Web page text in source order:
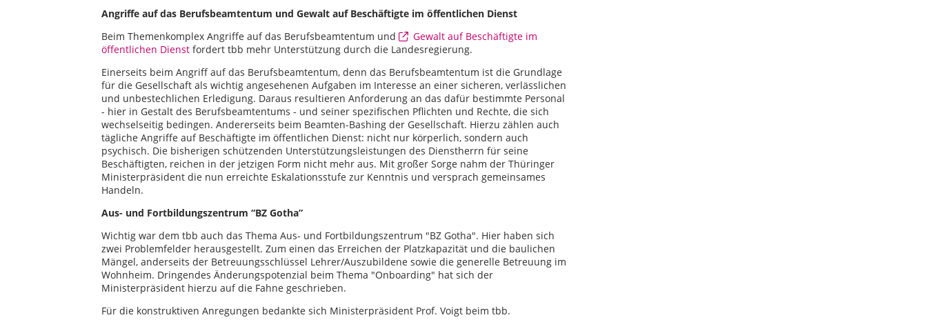
Angriffe auf das Berufsbeamtentum und Gewalt auf Beschäftigte im öffentlichen Dienst
Beim Themenkomplex Angriffe auf das Berufsbeamtentum und
Gewalt auf Beschäftigte im
öffentlichen Dienst fordert tbb mehr Unterstützung durch die Landesregierung.
Einerseits beim Angriff auf das Berufsbeamtentum, denn das Berufsbeamtentum ist die Grundlage
für die Gesellschaft als wichtig angesehenen Aufgaben im Interesse an einer sicheren, verlässlichen
und unbestechlichen Erledigung. Daraus resultieren Anforderung an das dafür bestimmte Personal
- hier in Gestalt des Berufsbeamtentums - und seiner spezifischen Pflichten und Rechte, die sich
wechselseitig bedingen. Andererseits beim Beamten-Bashing der Gesellschaft. Hierzu zählen auch
tägliche Angriffe auf Beschäftigte im öffentlichen Dienst: nicht nur körperlich, sondern auch
psychisch. Die bisherigen schützenden Unterstützungsleistungen des Dienstherrn für seine
Beschäftigten, reichen in der jetzigen Form nicht mehr aus. Mit großer Sorge nahm der Thüringer
Ministerpräsident die nun erreichte Eskalationsstufe zur Kenntnis und versprach gemeinsames
Handeln.
Aus- und Fortbildungszentrum “BZ Gotha”
Wichtig war dem tbb auch das Thema Aus- und Fortbildungszentrum "BZ Gotha". Hier haben sich
zwei Problemfelder herausgestellt. Zum einen das Erreichen der Platzkapazität und die baulichen
Mängel, anderseits der Betreuungsschlüssel Lehrer/Auszubildene sowie die generelle Betreuung im
Wohnheim. Dringendes Änderungspotenzial beim Thema "Onboarding" hat sich der
Ministerpräsident hierzu auf die Fahne geschrieben.
Für die konstruktiven Anregungen bedankte sich Ministerpräsident Prof. Voigt beim tbb.